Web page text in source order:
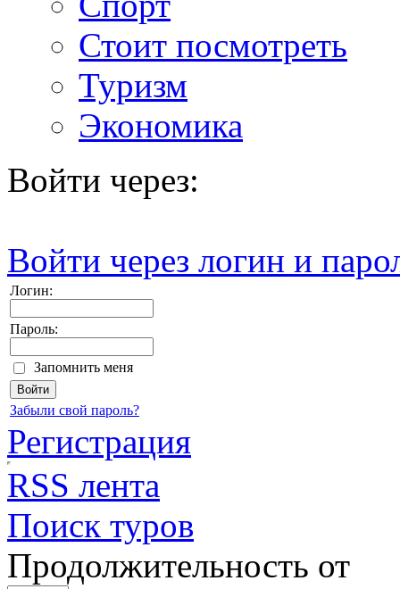
Стоит посмотреть
Туризм
Экономика
Войти через:
Войти через логин и
Логин:
Пароль:
Запомнить меня
Забыли свой пароль?
Регистрация
RSS лента
Поиск туров
Продолжительность от